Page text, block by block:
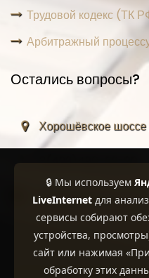
Трудовой кодекс (ТК
Арбитражный
Остались вопросы?
Хорошёвское шоссе
8(499)490-69-90
🔒 Мы используем
LiveInternet для
сервисы собирают
устройства,
сайт или нажимая
обработку этих